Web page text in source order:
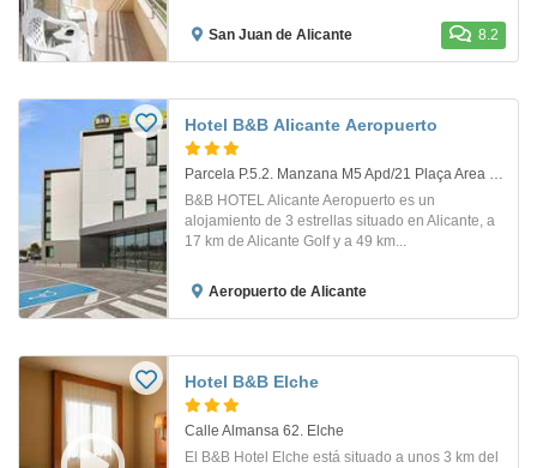
San Juan de Alicante 8.2
Hotel B&B Alicante Aeropuerto
Parcela P.5.2. Manzana M5 Apd/21 Plaça Area De Transporte, 55J. Alicante
B&B HOTEL Alicante Aeropuerto es un
alojamiento de 3 estrellas situado en Alicante, a
17 km de Alicante Golf y a 49 km...
Aeropuerto de Alicante
Hotel B&B Elche
Calle Almansa 62. Elche
El B&B Hotel Elche está situado a unos 3 km del